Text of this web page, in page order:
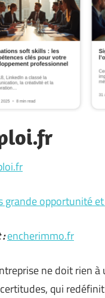
grande opportunité
encherimmo.fr
ne doit rien
qui